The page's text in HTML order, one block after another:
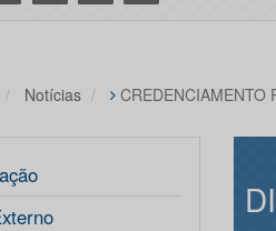
Notícias CREDENCIAMENTO